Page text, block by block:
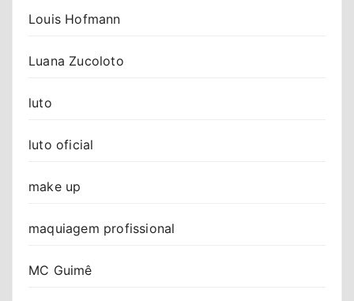
Louis Hofmann
Luana Zucoloto
luto
luto oficial
make up
maquiagem profissional
MC Guimê